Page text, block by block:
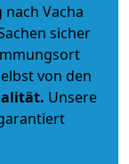
Vacha
sicher
von den
. Unsere